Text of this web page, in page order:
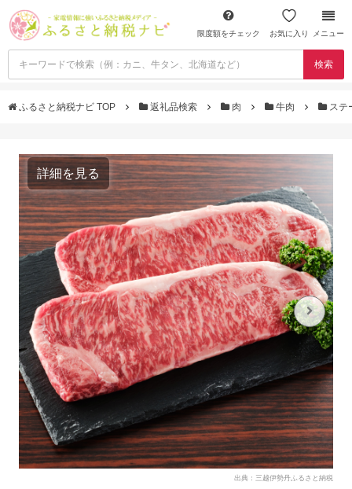
限度額をチェック お気に入り メニュー
検索
ふるさと納税ナビ TOP 返礼品検索 肉 牛肉 ステ
詳細を見る
出典：三越伊勢丹ふるさと納税